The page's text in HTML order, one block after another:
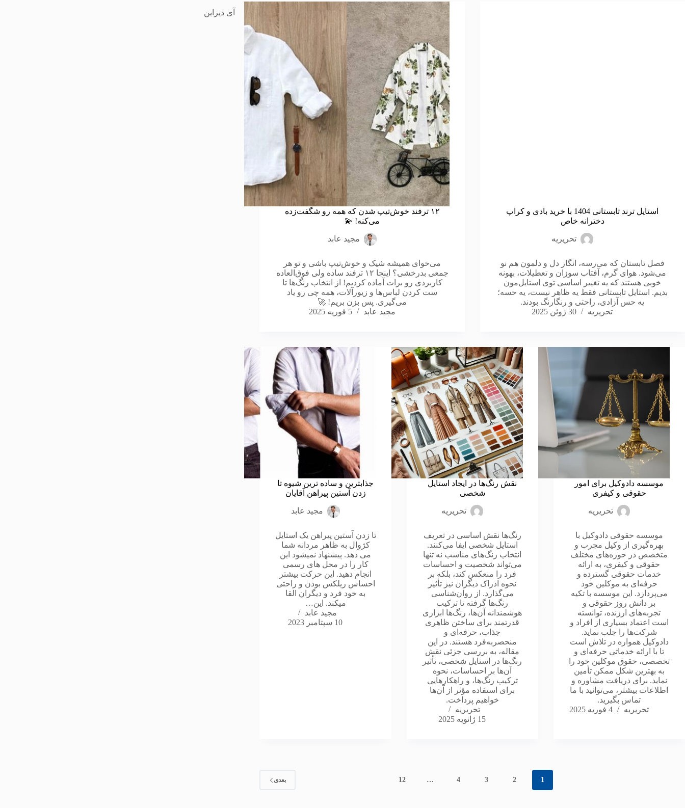
استایل ترند تابستانی 1404 با خرید بادی و کراپ
دخترانه خاص
تحریریه
فصل تابستان که می‌رسه، انگار دل و دلمون هم نو
می‌شود. هوای گرم، آفتاب سوزان و تعطیلات، بهونه
خوبی هستند که یه تغییر اساسی توی استایل‌مون
بدیم. استایل تابستانی فقط یه ظاهر نیست، یه حسه؛
یه حس آزادی، راحتی و رنگارنگ بودند.
تحریریه
30 ژوئن 2025
۱۲ ترفند خوش‌تیپ شدن که همه رو شگفت‌زده
می‌کنه! 💫
مجید عابد
می‌خوای همیشه شیک و خوش‌تیپ باشی و تو هر
جمعی بدرخشی؟ اینجا ۱۲ ترفند ساده ولی فوق‌العاده
کاربردی رو برات آماده کردیم! از انتخاب رنگ‌ها تا
ست کردن لباس‌ها و زیورآلات، همه چی رو یاد
می‌گیری. پس بزن بریم! 🚀
مجید عابد
5 فوریه 2025
موسسه دادوکیل برای امور
حقوقی و کیفری
تحریریه
موسسه حقوقی دادوکیل با
بهره‌گیری از وکیل مجرب و
متخصص در حوزه‌های مختلف
حقوقی و کیفری، به ارائه
خدمات حقوقی گسترده و
حرفه‌ای به موکلین خود
می‌پردازد. این موسسه با تکیه
بر دانش روز حقوقی و
تجربه‌های ارزنده، توانسته
است اعتماد بسیاری از افراد و
شرکت‌ها را جلب نماید.
دادوکیل همواره در تلاش است
تا با ارائه خدماتی حرفه‌ای و
تخصصی، حقوق موکلین خود را
به بهترین شکل ممکن تأمین
نماید. برای دریافت مشاوره و
اطلاعات بیشتر، می‌توانید با ما
تماس بگیرید.
تحریریه
4 فوریه 2025
نقش رنگ‌ها در ایجاد استایل
شخصی
تحریریه
رنگ‌ها نقش اساسی در تعریف
استایل شخصی ایفا می‌کنند.
انتخاب رنگ‌های مناسب نه تنها
می‌تواند شخصیت و احساسات
فرد را منعکس کند، بلکه بر
نحوه ادراک دیگران نیز تأثیر
می‌گذارد. از روان‌شناسی
رنگ‌ها گرفته تا ترکیب
هوشمندانه آن‌ها، رنگ‌ها ابزاری
قدرتمند برای ساختن ظاهری
جذاب، حرفه‌ای و
منحصربه‌فرد هستند. در این
مقاله، به بررسی جزئی نقش
رنگ‌ها در استایل شخصی، تأثیر
آن‌ها بر احساسات، نحوه
ترکیب رنگ‌ها، و راهکارهایی
برای استفاده مؤثر از آن‌ها
خواهیم پرداخت.
تحریریه
15 ژانویه 2025
جذابترین و ساده ترین شیوه تا
زدن آستین پیراهن آقایان
مجید عابد
تا زدن آستین پیراهن یک استایل
کژوال به ظاهر مردانه شما
می دهد. پیشنهاد نمیشود این
کار را در محل های رسمی
انجام دهید. این حرکت بیشتر
احساس ریلکس بودن و راحتی
به خود فرد و دیگران القا
میکند. این…
مجید عابد
10 سپتامبر 2023
1
2
3
4
…
12 بعدی
آی دیزاین